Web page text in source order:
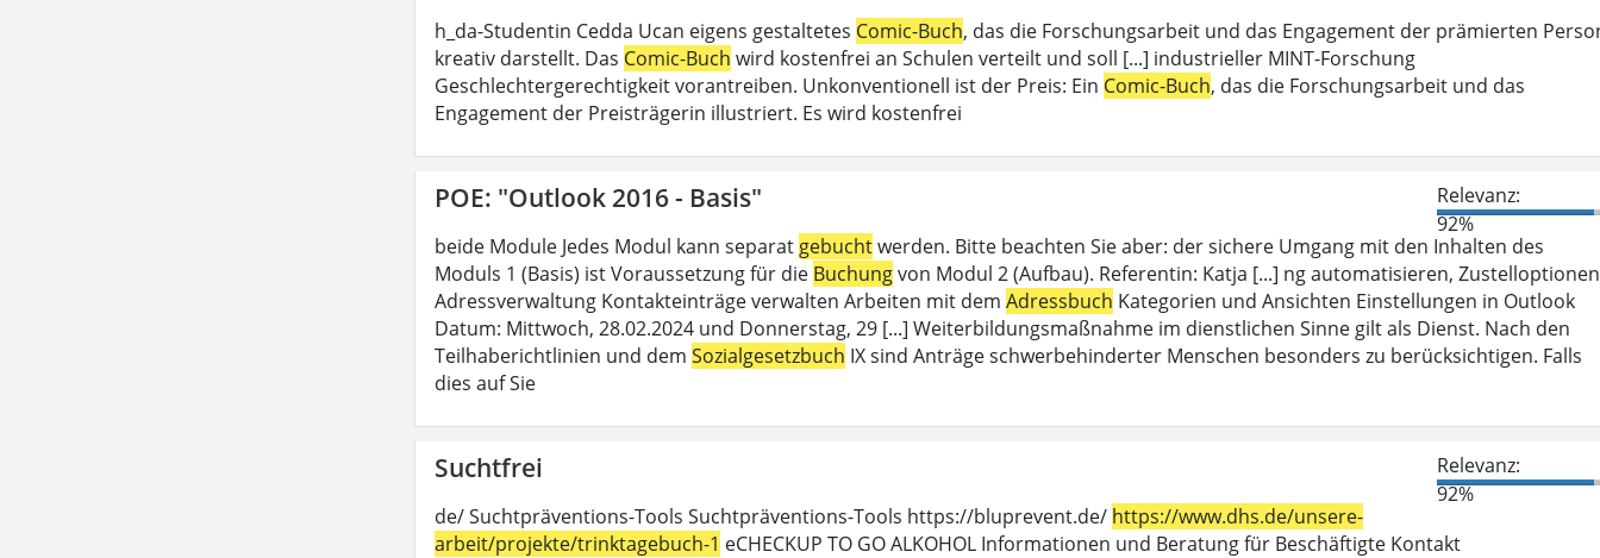
h_da-Studentin Cedda Ucan eigens gestaltetes Comic-Buch, das die Forschungsarbeit und das Engagement der prämierten
kreativ darstellt. Das Comic-Buch wird kostenfrei an Schulen verteilt und soll [...] industrieller MINT-Forschung
Geschlechtergerechtigkeit vorantreiben. Unkonventionell ist der Preis: Ein Comic-Buch, das die Forschungsarbeit und das
Engagement der Preisträgerin illustriert. Es wird kostenfrei
POE: "Outlook 2016 - Basis"
Relevanz:
92%
beide Module Jedes Modul kann separat gebuchtwerden. Bitte beachten Sie aber: der sichere Umgang mit den Inhalten des
Moduls 1 (Basis) ist Voraussetzung für die Buchungvon Modul 2 (Aufbau). Referentin: Katja [...] ng automatisieren, Zustelloptionen
Adressverwaltung Kontakteinträge verwalten Arbeiten mit dem Adressbuch Kategorien und Ansichten Einstellungen in Outlook
Datum: Mittwoch, 28.02.2024 und Donnerstag, 29 [...] Weiterbildungsmaßnahme im dienstlichen Sinne gilt als Dienst. Nach den
Teilhaberichtlinien und dem Sozialgesetzbuch IX sind Anträge schwerbehinderter Menschen besonders zu berücksichtigen. Falls
dies auf Sie
Suchtfrei
Relevanz:
92%
de/ Suchtpräventions-Tools Suchtpräventions-Tools https://bluprevent.de/ https://www.dhs.de/unsere-
arbeit/projekte/trinktagebuch-1 eCHECKUP TO GO ALKOHOL Informationen und Beratung für Beschäftigte Kontakt